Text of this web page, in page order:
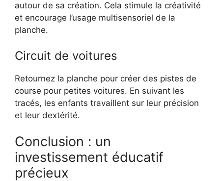
autour de sa création. Cela stimule la créativité
et encourage l’usage multisensoriel de la
planche.
Circuit de voitures
Retournez la planche pour créer des pistes de
course pour petites voitures. En suivant les
tracés, les enfants travaillent sur leur précision
et leur dextérité.
Conclusion : un
investissement éducatif
précieux